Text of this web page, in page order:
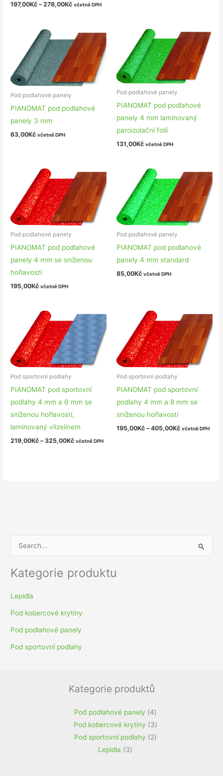
197,00Kč –278,00Kč včetně DPH
Pod podlahové panely
PIANOMAT pod podlahové
panely 3 mm
63,00Kč včetně DPH
Pod podlahové panely
PIANOMAT pod podlahové
panely 4 mm laminovaný
paroizolační folií
131,00Kč včetně DPH
Pod podlahové panely
PIANOMAT pod podlahové
panely 4 mm se sníženou
hořlavostí
195,00Kč včetně DPH
Pod podlahové panely
PIANOMAT pod podlahové
panely 4 mm standard
85,00Kč včetně DPH
Pod sportovní podlahy
PIANOMAT pod sportovní
podlahy 4 mm a 6 mm se
sníženou hořlavostí,
laminovaný vlizelínem
219,00Kč –325,00Kč včetně DPH
Pod sportovní podlahy
PIANOMAT pod sportovní
podlahy 4 mm a 8 mm se
sníženou hořlavostí
195,00Kč –405,00Kč včetně DPH
h
e
d
p
Kategorie produktu
Lepidla
Pod kobercové krytiny
Pod podlahové panely
Pod sportovní podlahy
Kategorie produktů
Pod podlahové panely 44
produkty
Pod kobercové krytiny 33
produkty
Pod sportovní podlahy 22
Lepidla 33